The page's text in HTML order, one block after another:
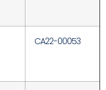
CA22-00053